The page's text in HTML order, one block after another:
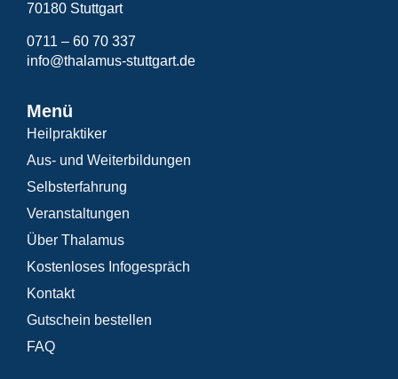
70180 Stuttgart
0711 – 60 70 337
info@thalamus-stuttgart.de
Menü
Heilpraktiker
Aus- und Weiterbildungen
Selbsterfahrung
Veranstaltungen
Über Thalamus
Kostenloses Infogespräch
Kontakt
Gutschein bestellen
FAQ